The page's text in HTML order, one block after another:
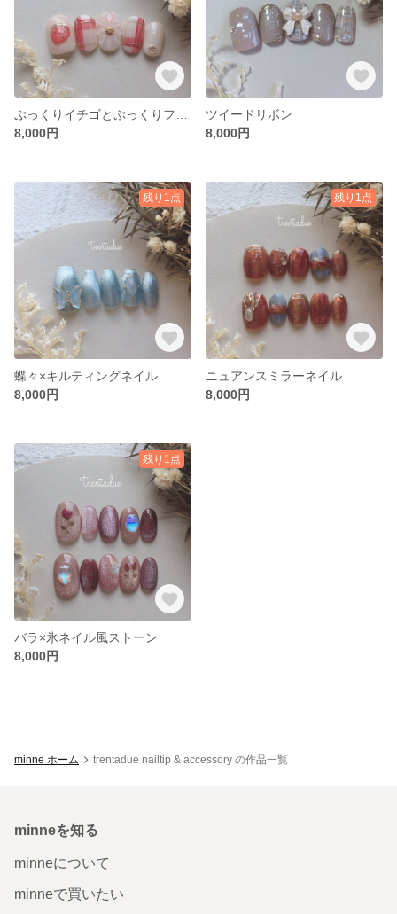
8,000円
ツイードリボン
8,000円
残り1点
蝶々×キルティングネイル
8,000円
残り1点
ニュアンスミラーネイル
8,000円
残り1点
バラ×氷ネイル風ストーン
8,000円
minne ホーム trentadue nailtip & accessory の作品一覧
minneを知る
minneについて
minneで買いたい